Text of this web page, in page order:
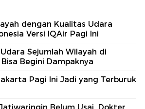
dengan Kualitas Udara
Versi IQAir Pagi Ini
Sejumlah Wilayah di
Begini Dampaknya
Pagi Ini Jadi yang Terburuk